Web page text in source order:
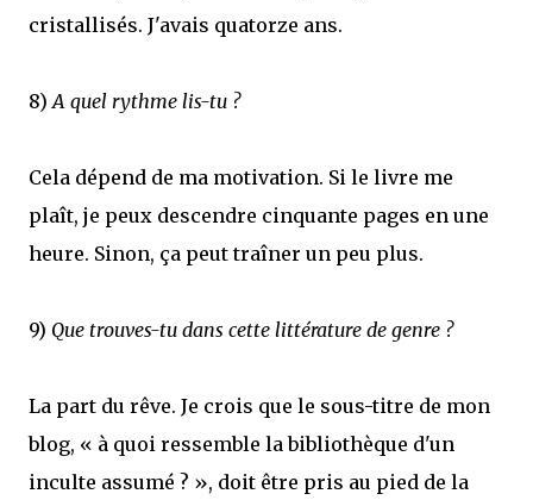
cristallisés. J'avais quatorze ans.
8)A quel rythme lis-tu ?
Cela dépend de ma motivation. Si le livre me
plaît, je peux descendre cinquante pages en une
heure. Sinon, ça peut traîner un peu plus.
9) Que trouves-tu dans cette littérature de genre ?
La part du rêve. Je crois que le sous-titre de mon
blog, « à quoi ressemble la bibliothèque d'un
inculte assumé ? », doit être pris au pied de la